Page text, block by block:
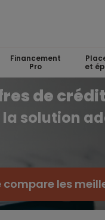
Financement
Pro
et
de
solution
compare les